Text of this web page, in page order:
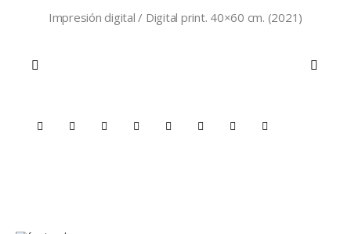
Impresión digital / Digital print. 40×60 cm. (2021)